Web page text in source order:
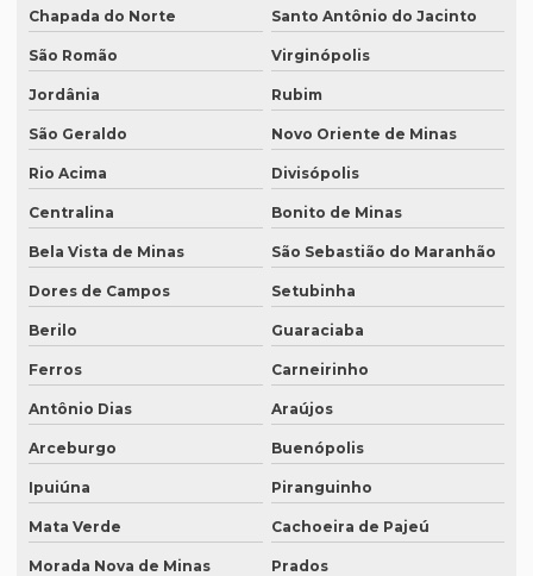
Preço tradução português inglês
Preço tradução russo
Preço tradução russo português
Preço tradução simultânea
Preço tradução técnica
Preço tradutor juramentado
Preço de um artigo científico
Quais documentos precisam de tradução juramentada
Qual a diferença entre tradução simples para tradução
juramentada?
Qual é a melhor empresa de tradução em SP?
Qual é o preço da tradução simultânea?
Qual o preço de uma tradução juramentada italiano?
Chapada do Norte Santo Antônio do Jacinto
São Romão Virginópolis
Jordânia Rubim
São Geraldo Novo Oriente de Minas
Rio Acima Divisópolis
Centralina Bonito de Minas
Bela Vista de Minas São Sebastião do Maranhão
Dores de Campos Setubinha
Berilo Guaraciaba
Ferros Carneirinho
Antônio Dias Araújos
Arceburgo Buenópolis
Ipuiúna Piranguinho
Mata Verde Cachoeira de Pajeú
Morada Nova de Minas Prados